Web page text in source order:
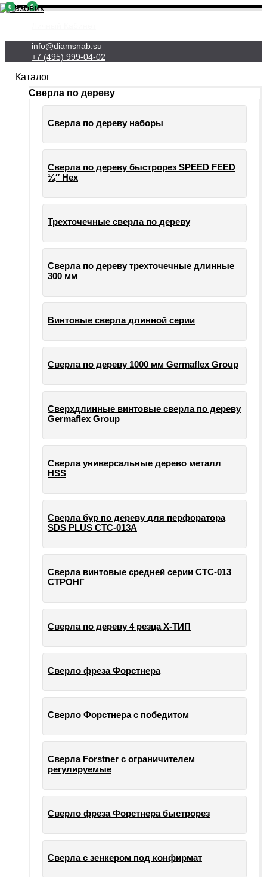
info@diamsnab.su
+7 (495) 999-04-02
0
Каталог
Сверла по дереву
Сверла по дереву наборы
Сверла по дереву быстрорез SPEED FEED
¼″ Hex
Трехточечные сверла по дереву
Сверла по дереву трехточечные длинные
300 мм
Винтовые сверла длинной серии
Сверла по дереву 1000 мм Germaflex Group
Сверхдлинные винтовые сверла по дереву
Germaflex Group
Сверла универсальные дерево металл
HSS
Cверла бур по дереву для перфоратора
SDS PLUS СТС-013А
Сверла винтовые средней серии СТС-013
СТРОНГ
Сверла по дереву 4 резца Х-ТИП
Сверло фреза Форстнера
Сверло Форстнера с победитом
Сверла Forstner с ограничителем
регулируемые
Сверло фреза Форстнера быстрорез
Сверла с зенкером под конфирмат
0